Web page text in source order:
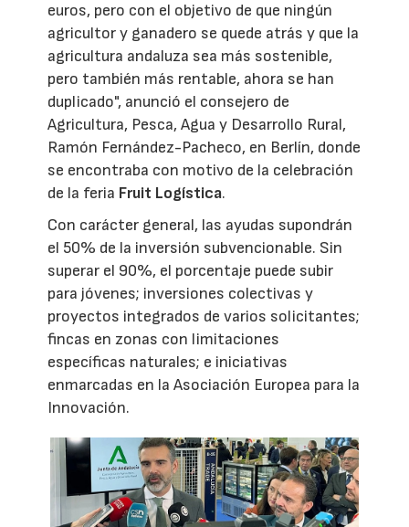
euros, pero con el objetivo de que ningún
agricultor y ganadero se quede atrás y que la
agricultura andaluza sea más sostenible,
pero también más rentable, ahora se han
duplicado", anunció el consejero de
Agricultura, Pesca, Agua y Desarrollo Rural,
Ramón Fernández-Pacheco, en Berlín, donde
se encontraba con motivo de la celebración
de la feria Fruit Logística.
Con carácter general, las ayudas supondrán
el 50% de la inversión subvencionable. Sin
superar el 90%, el porcentaje puede subir
para jóvenes; inversiones colectivas y
proyectos integrados de varios solicitantes;
fincas en zonas con limitaciones
específicas naturales; e iniciativas
enmarcadas en la Asociación Europea para la
Innovación.